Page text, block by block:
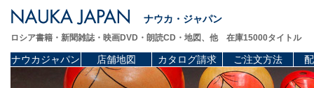
ナウカ・ジャパン
ロシア書籍・新聞雑誌・映画DVD・朗読CD・地図、他 在庫15000タイトル
ナウカジャパン 店舗地図 カタログ請求 ご注文方法